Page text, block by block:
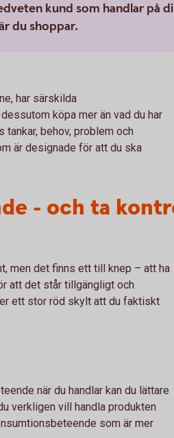
kund som handlar på
du shoppar.
har särskilda
köpa mer än vad du har
behov, problem och
är designade för att du ska
- och ta
men det finns ett till knep – att ha
att det står tillgängligt och
ett stor röd skylt att du faktiskt
när du handlar kan du lättare
verkligen vill handla produkten
som är mer